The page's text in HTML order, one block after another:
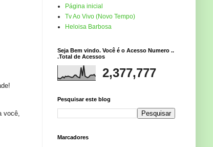
você,
Página inicial
Tv Ao Vivo (Novo Tempo)
Heloisa Barbosa
Seja Bem vindo. Você é o Acesso Numero ..
.Total de Acessos
2,377,777
Pesquisar este blog
Marcadores